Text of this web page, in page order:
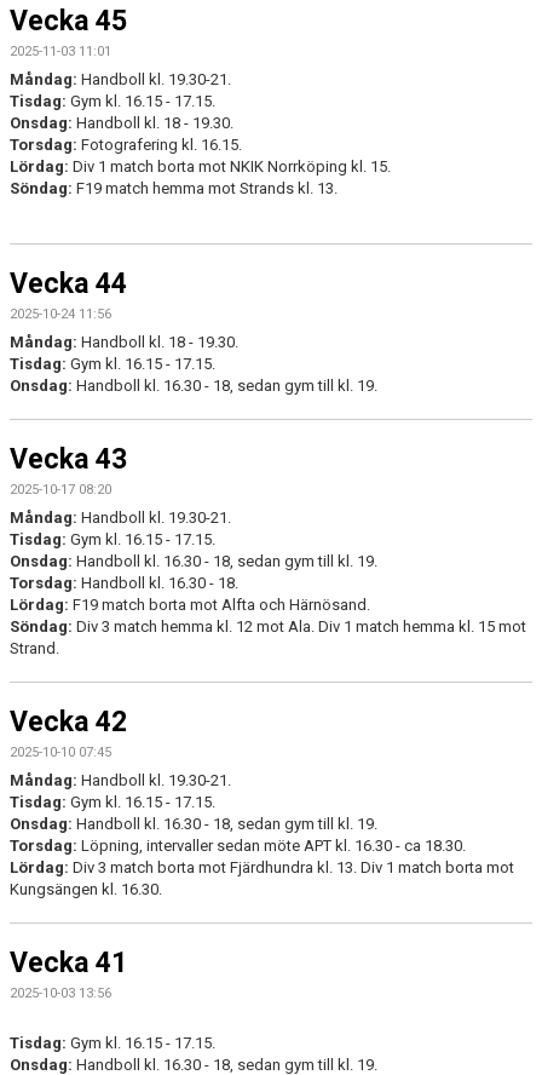
Vecka 45
2025-11-03 11:01
Måndag: Handboll kl. 19.30-21.
Tisdag: Gym kl. 16.15 - 17.15.
Onsdag: Handboll kl. 18 - 19.30.
Torsdag: Fotografering kl. 16.15.
Lördag: Div 1 match borta mot NKIK Norrköping kl. 15.
Söndag: F19 match hemma mot Strands kl. 13.
Vecka 44
2025-10-24 11:56
Måndag: Handboll kl. 18 - 19.30.
Tisdag: Gym kl. 16.15 - 17.15.
Onsdag: Handboll kl. 16.30 - 18, sedan gym till kl. 19.
Vecka 43
2025-10-17 08:20
Måndag: Handboll kl. 19.30-21.
Tisdag: Gym kl. 16.15 - 17.15.
Onsdag: Handboll kl. 16.30 - 18, sedan gym till kl. 19.
Torsdag: Handboll kl. 16.30 - 18.
Lördag: F19 match borta mot Alfta och Härnösand.
Söndag: Div 3 match hemma kl. 12 mot Ala. Div 1 match hemma kl. 15 mot
Strand.
Vecka 42
2025-10-10 07:45
Måndag: Handboll kl. 19.30-21.
Tisdag: Gym kl. 16.15 - 17.15.
Onsdag: Handboll kl. 16.30 - 18, sedan gym till kl. 19.
Torsdag: Löpning, intervaller sedan möte APT kl. 16.30 - ca 18.30.
Lördag: Div 3 match borta mot Fjärdhundra kl. 13. Div 1 match borta mot
Kungsängen kl. 16.30.
Vecka 41
2025-10-03 13:56
Tisdag: Gym kl. 16.15 - 17.15.
Onsdag: Handboll kl. 16.30 - 18, sedan gym till kl. 19.